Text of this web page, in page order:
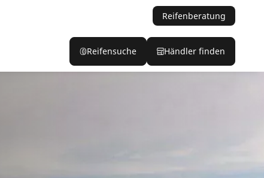
Reifenberatung
Reifensuche Händler finden